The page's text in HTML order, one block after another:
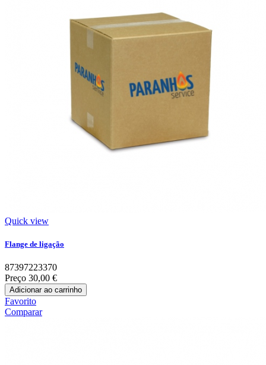
Quick view
Flange de ligação
87397223370
Preço 30,00 €
Adicionar ao carrinho
Favorito
Comparar